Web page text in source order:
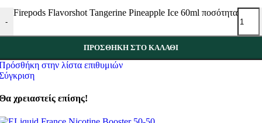
-
Firepods Flavorshot Tangerine Pineapple Ice 60ml ποσότητα
ΠΡΟΣΘΉΚΗ ΣΤΟ ΚΑΛΆΘΙ
στην λίστα επιθυμιών
χρειαστείς επίσης!